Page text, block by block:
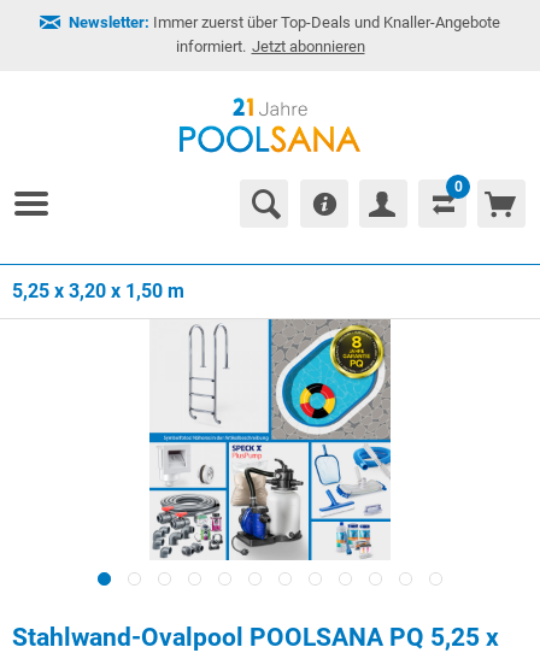
Newsletter: Immer zuerst über Top-Deals und Knaller-Angebote
informiert. Jetzt abonnieren
0
5,25 x 3,20 x 1,50 m
Stahlwand-Ovalpool POOLSANA PQ 5,25 x